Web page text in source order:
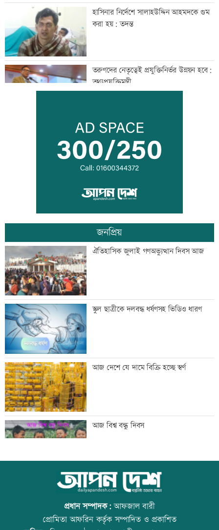
হাসিনার নির্দেশে সালাহউদ্দিন আহমদকে গুম
করা হয়: তদন্ত
তরুণদের নেতৃত্বেই প্রযুক্তিনির্ভর উন্নয়ন হবে:
তথ্যপ্রযুক্তিমন্ত্রী
লক্ষ্মীপুর জেলা প্রশাসনের ১৪ কর্মকর্তা-
কর্মচারীর বিদায়ী সংবর্ধনা
সব শর্ত মেনে নিলে হরমুজ খুলবো: ইরান
মেসির বাবা মারা গেছেন
বিএনপি গণমাধ্যমের স্বাধীনতায় বিশ্বাস করে:
প্রতিমন্ত্রী টুকু
তিস্তা মহাপরিকল্পনার কাজ শিগগিরই শুরু
হচ্ছে: প্রতিমন্ত্রী ফরহাদ
অতিরিক্ত মদপানে এক ব্যক্তির মৃত্যু
ইবির গবেষণাপত্র প্রত্যাহারের ঘটনায় তদন্ত
কমিটি
জনপ্রিয়
ঐতিহাসিক জুলাই গণঅভ্যুত্থান দিবস আজ
স্কুল ছাত্রীকে দলবদ্ধ ধর্ষণসহ ভিডিও ধারণ
আজ দেশে যে দামে বিক্রি হচ্ছে স্বর্ণ
আজ বিশ্ব বন্ধু দিবস
কোরআন-হাদিসে নামাজ না পড়ার শাস্তি
প্রধান সম্পাদক:আফজাল বারী
প্রোমিতা আফরিন কর্তৃক সম্পাদিত ও প্রকাশিত